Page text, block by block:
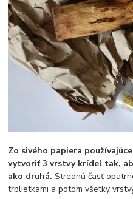
Zo sivého papiera
vytvoriť 3 vrstvy krídel tak,
ako druhá.Strednú časť
trblietkami a potom všetky